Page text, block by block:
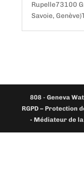
Rupelle73100
Savoie,
808 -Geneva
RGPD – Protection
- Médiateur de la